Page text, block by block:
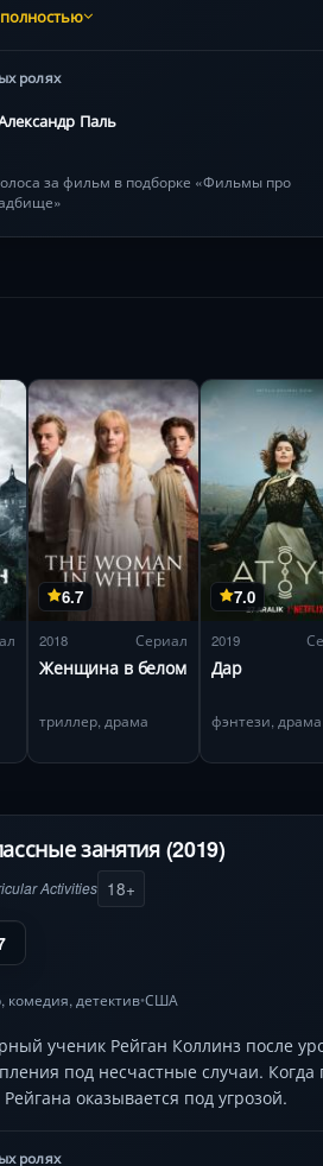
ролях
Паль
за фильм в подборке «Фильмы про
6.7
2018 Сериал
Женщина в белом
триллер, драма
7.0
2019
Дар
фэнтези, драма
занятия (2019)
Activities 18+
, комедия, детектив•США
ученик Рейган Коллинз после
под несчастные случаи.
оказывается под угрозой.
ролях